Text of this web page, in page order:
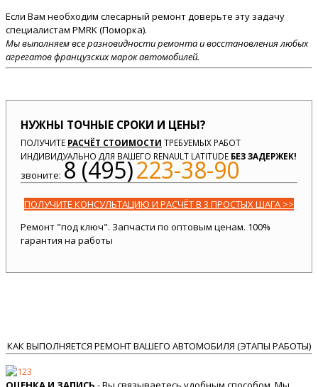
Если Вам необходим слесарный ремонт доверьте эту задачу
специалистам PMRK (Поморка).
Мы выполняем все разновидности ремонта и восстановления любых
агрегатов французских марок автомобилей.
НУЖНЫ ТОЧНЫЕ СРОКИ И ЦЕНЫ?
ПОЛУЧИТЕ РАСЧЁТ СТОИМОСТИ ТРЕБУЕМЫХ РАБОТ
ИНДИВИДУАЛЬНО ДЛЯ ВАШЕГО RENAULT LATITUDE БЕЗ ЗАДЕРЖЕК!
звоните: 8 (495)223-38-90
ПОЛУЧИТЕ КОНСУЛЬТАЦИЮ И РАСЧЁТ В 3 ПРОСТЫХ ШАГА >>
Ремонт "под ключ". Запчасти по оптовым ценам. 100%
гарантия на работы
КАК ВЫПОЛНЯЕТСЯ РЕМОНТ ВАШЕГО АВТОМОБИЛЯ (ЭТАПЫ РАБОТЫ)